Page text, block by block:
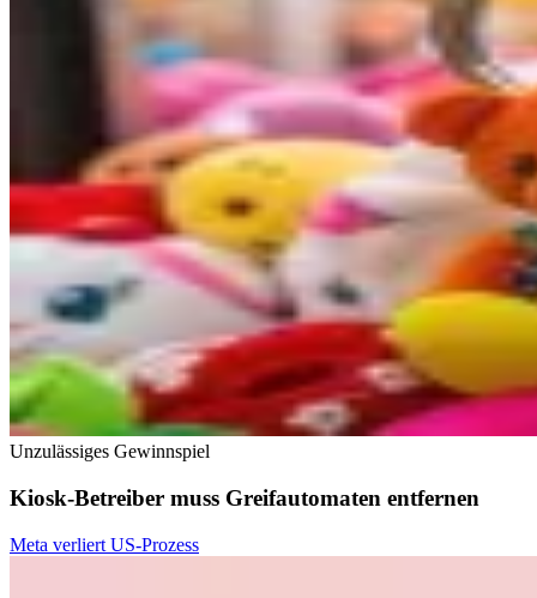
Unzulässiges Gewinnspiel
Kiosk-Betreiber muss Greifautomaten entfernen
Meta verliert US-Prozess